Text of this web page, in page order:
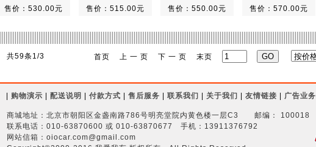
售价：530.00元
售价：515.00元
售价：550.00元
售价：570.00元
共59条1/3 首页 上 一 页 下 一 页 末页
购物演示 配送说明 付款方式 售后服务 联系我们 关于我们 友情链接 广告业务
商城地址：北京市朝阳区金盏南路786号明亮堂院内黄色楼一层C3 邮编： 100018
联系电话：010-63870600 或 010-63870677 手机：13911376792
网站信箱：oiocar.com@gmail.com